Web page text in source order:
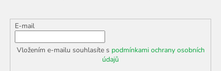
E-mail
Vložením e-mailu souhlasíte s podmínkami ochrany osobních
údajů